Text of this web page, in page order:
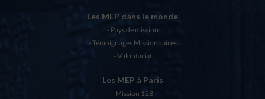
Les MEP dans le monde
Pays de mission
Témoignages Missionnaires
Volontariat
Les MEP à Paris
Mission 128